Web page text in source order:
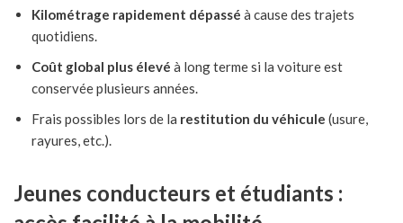
Kilométrage rapidement dépassé à cause des trajets
quotidiens.
Coût global plus élevé à long terme si la voiture est
conservée plusieurs années.
Frais possibles lors de la restitution du véhicule (usure,
rayures, etc.).
Jeunes conducteurs et étudiants :